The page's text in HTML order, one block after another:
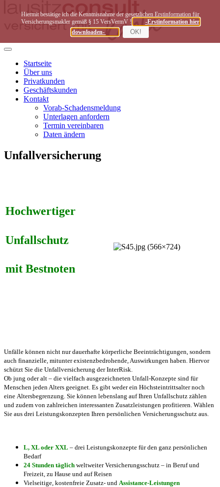
Hiermit bestätige ich die Kenntnisnahme der gesetzlichen Erstinformation für
Versicherungsmakler gemäß § 15 VersVermV !
-Erstinformation hier
downloaden-
OK!
Toggle
navigationStartseite
Über uns
Privatkunden
Geschäftskunden
Kontakt
Vorab-Schadensmeldung
Unterlagen anfordern
Termin vereinbaren
Daten ändern
Unfallversicherung
Hoch­wertiger
Unfall­schutz
mit Best­noten
Unfälle können nicht nur dauerhafte körperliche Beeinträchtigungen, sondern
auch finanzielle, mitunter existenzbedrohende, Auswirkungen haben. Hiervor
schützt Sie die Unfallversicherung der InterRisk.
Ob jung oder alt – die vielfach ausgezeichneten Unfall-Konzepte sind für
Menschen jeden Alters geeignet. Es gibt weder ein Höchsteintrittsalter noch
eine Altersbegrenzung. Sie können lebenslang auf Ihren Unfallschutz zählen
und zudem von zahlreichen interessanten Zusatzleistungen profitieren. Wählen
Sie aus drei Leistungskonzepten Ihren persönlichen Versicherungsschutz aus.
L, XL oder XXL – drei Leistungskonzepte für den ganz persönlichen
Bedarf
24 Stunden täglich weltweiter Versicherungsschutz – in Beruf und
Freizeit, zu Hause und auf Reisen
Vielseitige, kostenfreie Zusatz- und Assistance-Leistungen